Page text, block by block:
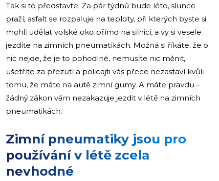
Tak si to představte. Za pár týdnů bude léto, slunce
praží, asfalt se rozpaluje na teploty, při kterých byste si
mohli udělat volské oko přímo na silnici, a vy si vesele
jezdíte na zimních pneumatikách. Možná si říkáte, že o
nic nejde, že je to pohodlné, nemusíte nic měnit,
ušetříte za přezutí a policajti vás přece nezastaví kvůli
tomu, že máte na autě zimní gumy. A máte pravdu –
žádný zákon vám nezakazuje jezdit v létě na zimních
pneumatikách.
Zimní pneumatiky jsou pro
používání v létě zcela
nevhodné